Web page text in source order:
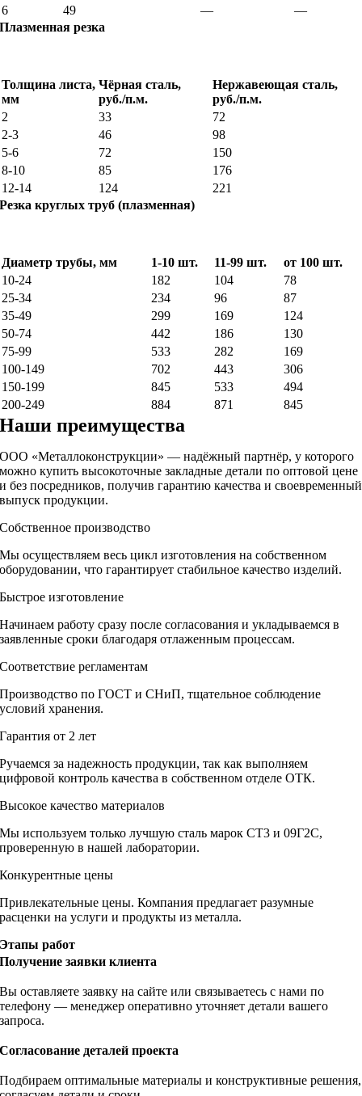
6
49 —
—
Плазменная резка
Толщина листа,
мм
Чёрная сталь,
руб./п.м.
Нержавеющая сталь,
руб./п.м.
2
33
72
2-3
46
98
5-6
72
150
8-10
85
176
12-14
124
221
Резка круглых труб (плазменная)
Диаметр трубы, мм 1-10 шт. 11-99 шт.
от 100 шт.
10-24
182 104
78
25-34
234 96
87
35-49
299 169
124
50-74
442 186
130
75-99
533 282
169
100-149
702 443
306
150-199
845 533
494
200-249
884 871 845
Наши преимущества
ООО «Металлоконструкции» — надёжный партнёр, у которого
можно купить высокоточные закладные детали по оптовой цене
и без посредников, получив гарантию качества и своевременный
выпуск продукции.
Собственное производство
Мы осуществляем весь цикл изготовления на собственном
оборудовании, что гарантирует стабильное качество изделий.
Быстрое изготовление
Начинаем работу сразу после согласования и укладываемся в
заявленные сроки благодаря отлаженным процессам.
Соответствие регламентам
Производство по ГОСТ и СНиП, тщательное соблюдение
условий хранения.
Гарантия от 2 лет
Ручаемся за надежность продукции, так как выполняем
цифровой контроль качества в собственном отделе ОТК.
Высокое качество материалов
Мы используем только лучшую сталь марок СТ3 и 09Г2С,
проверенную в нашей лаборатории.
Конкурентные цены
Привлекательные цены. Компания предлагает разумные
расценки на услуги и продукты из металла.
Этапы работ
Получение заявки клиента
Вы оставляете заявку на сайте или связываетесь с нами по
телефону — менеджер оперативно уточняет детали вашего
запроса.
Согласование деталей проекта
Подбираем оптимальные материалы и конструктивные решения,